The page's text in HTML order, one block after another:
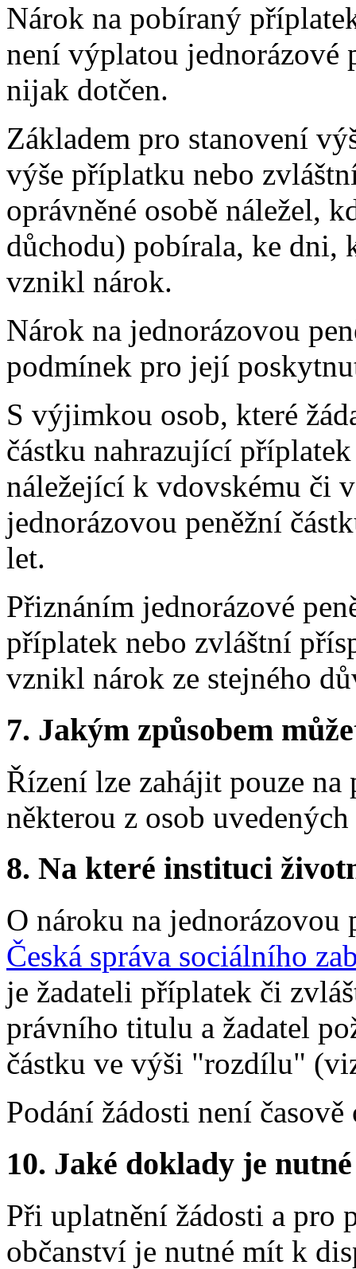
Nárok na pobíraný
není výplatou
nijak dotčen.
Základem pro stanovení
výše příplatku nebo
oprávněné osobě náležel,
důchodu) pobírala, ke dni,
vznikl nárok.
Nárok na jednorázovou
podmínek pro její
S výjimkou osob, které
částku nahrazující
náležející k vdovskému či
jednorázovou peněžní
let.
Přiznáním jednorázové
příplatek nebo zvláštní
vznikl nárok ze stejného
7. Jakým způsobem
Řízení lze zahájit pouze na
některou z osob
8. Na které instituci
O nároku na jednorázovou
Česká správa sociálního
je žadateli příplatek či
právního titulu a žadatel
částku ve výši "rozdílu"
Podání žádosti není časově
10. Jaké doklady je
Při uplatnění žádosti a pro
občanství je nutné mít k